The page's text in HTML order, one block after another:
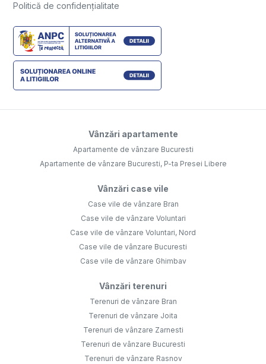
Politică de confidențialitate
Vânzări apartamente
Apartamente de vânzare Bucuresti
Apartamente de vânzare Bucuresti, P-ta Presei Libere
Vânzări case vile
Case vile de vânzare Bran
Case vile de vânzare Voluntari
Case vile de vânzare Voluntari, Nord
Case vile de vânzare Bucuresti
Case vile de vânzare Ghimbav
Vânzări terenuri
Terenuri de vânzare Bran
Terenuri de vânzare Joita
Terenuri de vânzare Zarnesti
Terenuri de vânzare Bucuresti
Terenuri de vânzare Rasnov